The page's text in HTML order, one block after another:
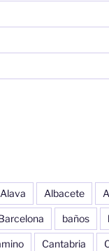
Alava Albacete
baños
Cantabria